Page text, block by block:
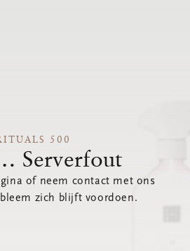
500
Serverfout
of neem contact met ons
zich blijft voordoen.